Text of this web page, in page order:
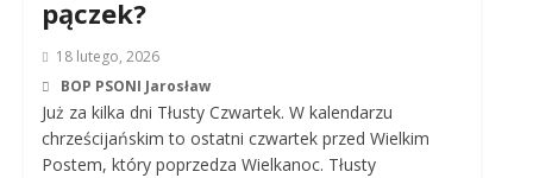
pączek?
18 lutego, 2026
BOP PSONI Jarosław
Już za kilka dni Tłusty Czwartek. W kalendarzu
chrześcijańskim to ostatni czwartek przed Wielkim
Postem, który poprzedza Wielkanoc. Tłusty